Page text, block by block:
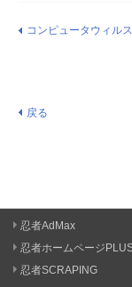
コンピュータウィル
戻る
忍者AdMax
忍者ホームページ
忍者SCRAPING